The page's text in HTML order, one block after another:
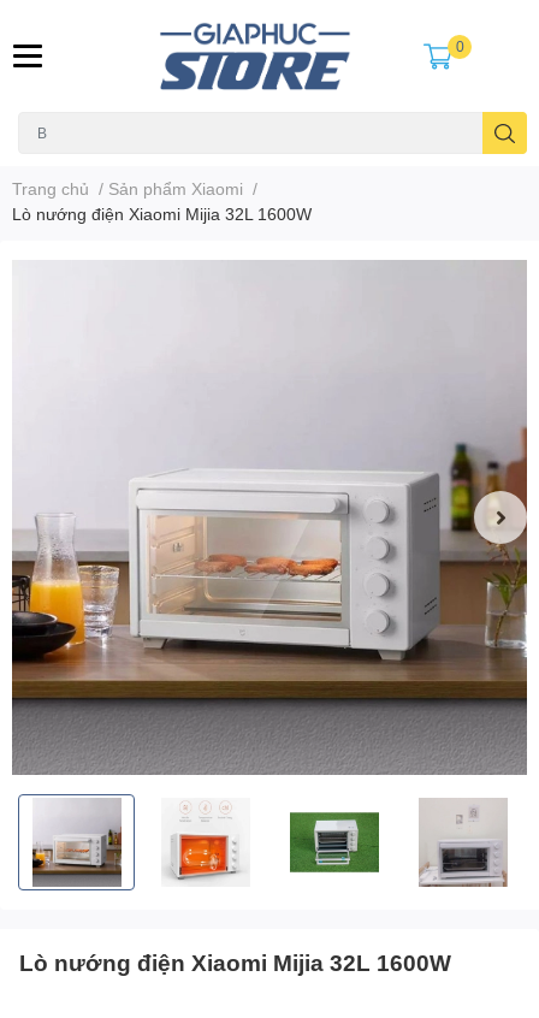
0
Trang chủ / Sản phẩm Xiaomi /
Lò nướng điện Xiaomi Mijia 32L 1600W
Lò nướng điện Xiaomi Mijia 32L 1600W